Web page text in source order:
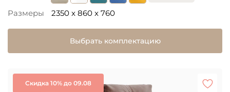
Размеры 2350 x 860 x 760
Выбрать комплектацию
Скидка 10% до 09.08